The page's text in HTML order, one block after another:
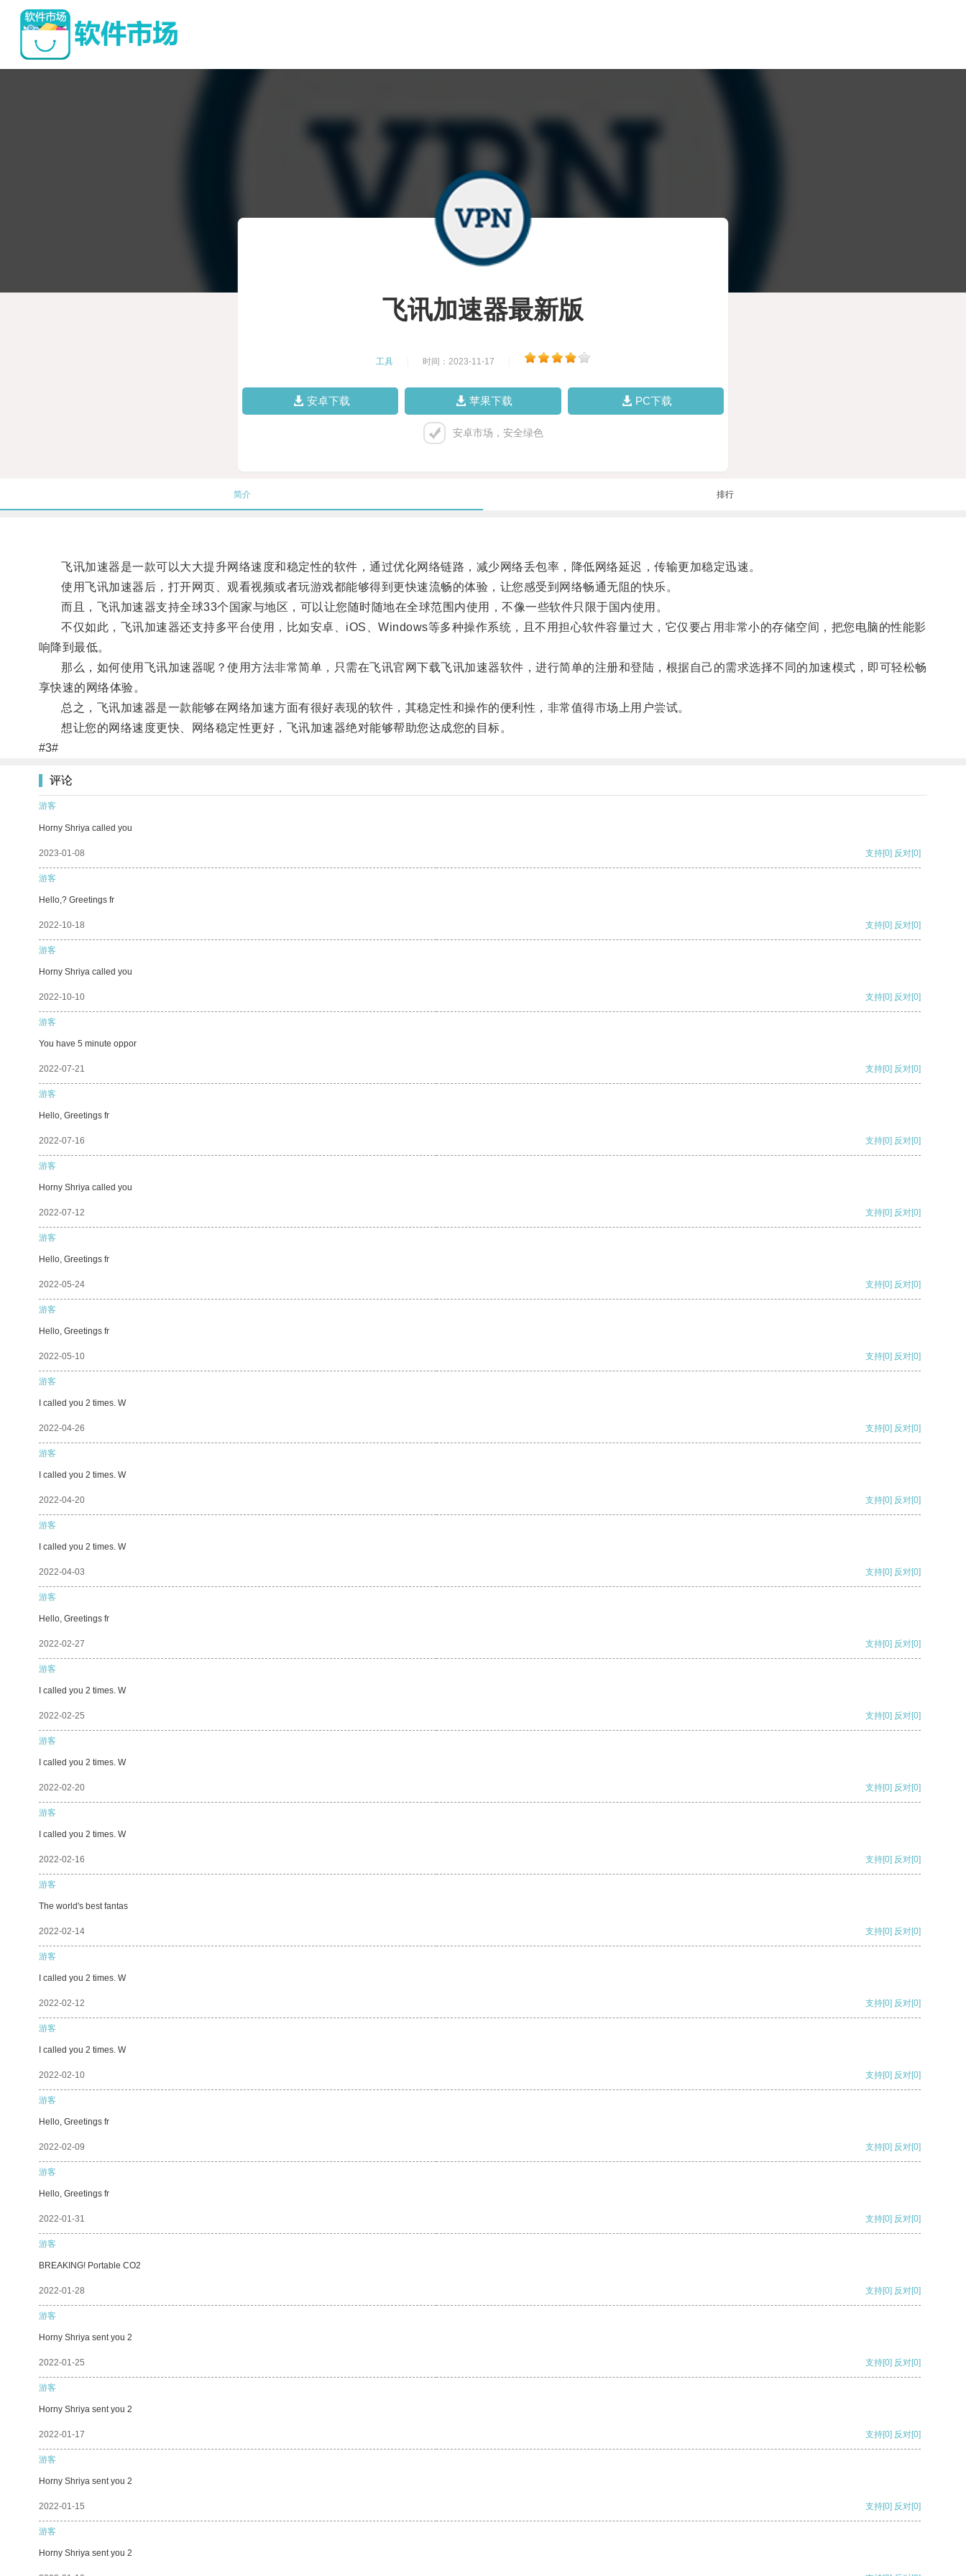
飞讯加速器最新版
工具 时间：2023-11-17
安卓下载 苹果下载 PC下载
安卓市场，安全绿色
简介 排行
飞讯加速器是一款可以大大提升网络速度和稳定性的软件，通过优化网络链路，减少网络丢包率，降低网络延迟，传输更加稳定迅速。
使用飞讯加速器后，打开网页、观看视频或者玩游戏都能够得到更快速流畅的体验，让您感受到网络畅通无阻的快乐。
而且，飞讯加速器支持全球33个国家与地区，可以让您随时随地在全球范围内使用，不像一些软件只限于国内使用。
不仅如此，飞讯加速器还支持多平台使用，比如安卓、iOS、Windows等多种操作系统，且不用担心软件容量过大，它仅要占用非常小的存储空间，把您电脑的性能影
响降到最低。
那么，如何使用飞讯加速器呢？使用方法非常简单，只需在飞讯官网下载飞讯加速器软件，进行简单的注册和登陆，根据自己的需求选择不同的加速模式，即可轻松畅
享快速的网络体验。
总之，飞讯加速器是一款能够在网络加速方面有很好表现的软件，其稳定性和操作的便利性，非常值得市场上用户尝试。
想让您的网络速度更快、网络稳定性更好，飞讯加速器绝对能够帮助您达成您的目标。
#3#
评论
游客
Horny Shriya called you
2023-01-08 支持[0] 反对[0]
游客
Hello,? Greetings fr
2022-10-18 支持[0] 反对[0]
游客
Horny Shriya called you
2022-10-10 支持[0] 反对[0]
游客
You have 5 minute oppor
2022-07-21 支持[0] 反对[0]
游客
Hello, Greetings fr
2022-07-16 支持[0] 反对[0]
游客
Horny Shriya called you
2022-07-12 支持[0] 反对[0]
游客
Hello, Greetings fr
2022-05-24 支持[0] 反对[0]
游客
Hello, Greetings fr
2022-05-10 支持[0] 反对[0]
游客
I called you 2 times. W
2022-04-26 支持[0] 反对[0]
游客
I called you 2 times. W
2022-04-20 支持[0] 反对[0]
游客
I called you 2 times. W
2022-04-03 支持[0] 反对[0]
游客
Hello, Greetings fr
2022-02-27 支持[0] 反对[0]
游客
I called you 2 times. W
2022-02-25 支持[0] 反对[0]
游客
I called you 2 times. W
2022-02-20 支持[0] 反对[0]
游客
I called you 2 times. W
2022-02-16 支持[0] 反对[0]
游客
The world's best fantas
2022-02-14 支持[0] 反对[0]
游客
I called you 2 times. W
2022-02-12 支持[0] 反对[0]
游客
I called you 2 times. W
2022-02-10 支持[0] 反对[0]
游客
Hello, Greetings fr
2022-02-09 支持[0] 反对[0]
游客
Hello, Greetings fr
2022-01-31 支持[0] 反对[0]
游客
BREAKING! Portable CO2
2022-01-28 支持[0] 反对[0]
游客
Horny Shriya sent you 2
2022-01-25 支持[0] 反对[0]
游客
Horny Shriya sent you 2
2022-01-17 支持[0] 反对[0]
游客
Horny Shriya sent you 2
2022-01-15 支持[0] 反对[0]
游客
Horny Shriya sent you 2